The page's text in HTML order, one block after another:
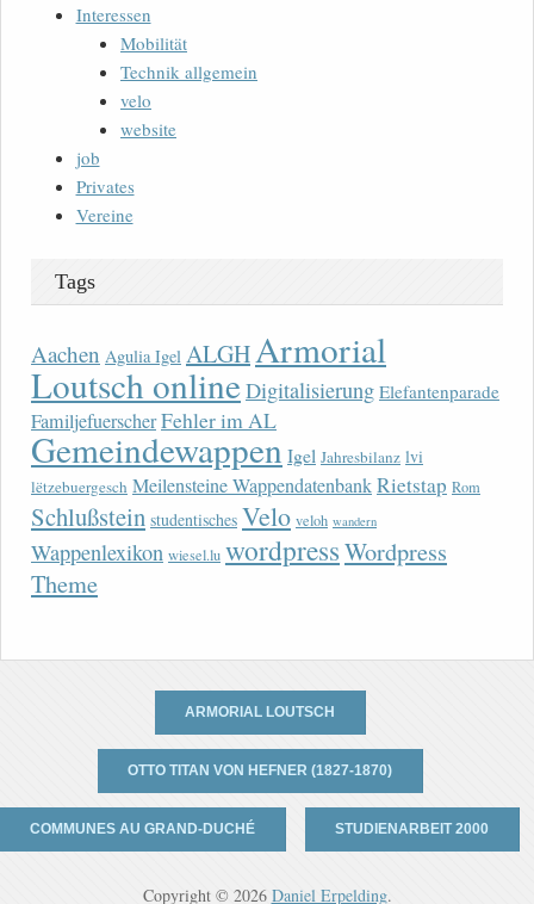
Interessen
Mobilität
Technik allgemein
velo
website
job
Privates
Vereine
Tags
Aachen Agulia Igel ALGH Armorial
Loutsch onlineDigitalisierung Elefantenparade
FamiljefuerscherFehler im AL
Gemeindewappen Igel Jahresbilanz lvi
lëtzebuergesch Meilensteine WappendatenbankRietstap Rom
Schlußstein studentisches Velo veloh wandern
Wappenlexikon wiesel.lu wordpressWordpress
Theme
ARMORIAL LOUTSCH
OTTO TITAN VON HEFNER (1827-1870)
COMMUNES AU GRAND-DUCHÉ STUDIENARBEIT 2000
Copyright © 2026 Daniel Erpelding.